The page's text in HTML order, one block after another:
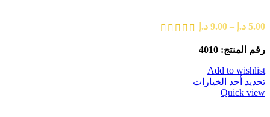
5.00 د.إ –
9.00 د.إ
رقم المنتج: 4010
Add to wishlist
تحديد أحد الخيارات
Quick view